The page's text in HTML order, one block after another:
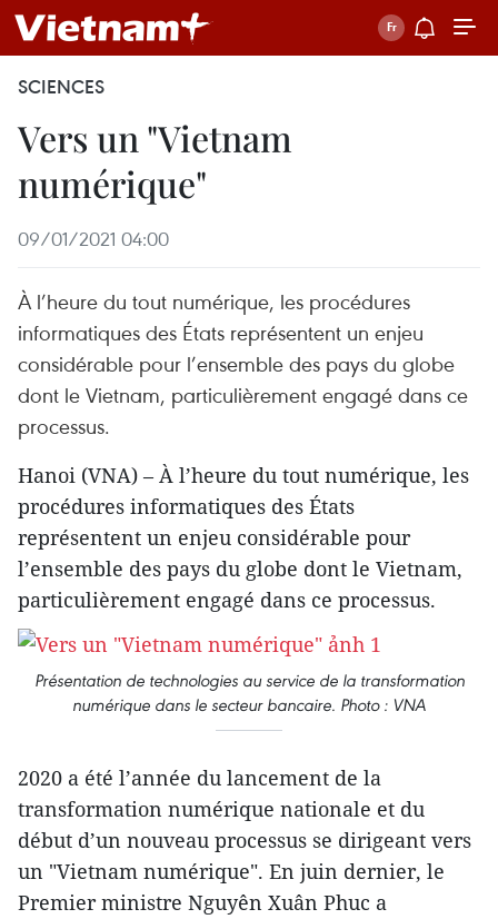
SCIENCES
Vers un "Vietnam
numérique"
09/01/2021 04:00
À l’heure du tout numérique, les procédures
informatiques des États représentent un enjeu
considérable pour l’ensemble des pays du globe
dont le Vietnam, particulièrement engagé dans ce
processus.
Hanoi (VNA) – À l’heure du tout numérique, les
procédures informatiques des États
représentent un enjeu considérable pour
l’ensemble des pays du globe dont le Vietnam,
particulièrement engagé dans ce processus.
Présentation de technologies au service de la transformation
numérique dans le secteur bancaire. Photo : VNA
2020 a été l’année du lancement de la
transformation numérique nationale et du
début d’un nouveau processus se dirigeant vers
un "Vietnam numérique". En juin dernier, le
Premier ministre Nguyên Xuân Phuc a